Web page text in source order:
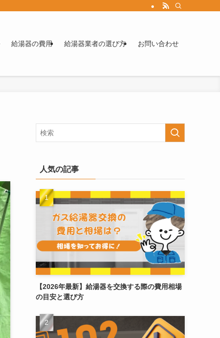
給湯器の費用 給湯器業者の選び方 お問い合わせ
人気の記事
【2026年最新】給湯器を交換する際の費用相場
の目安と選び方